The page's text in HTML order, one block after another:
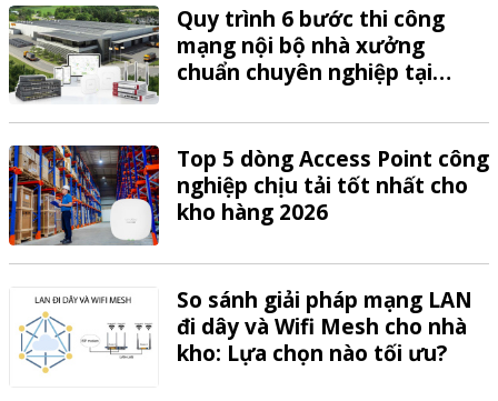
Quy trình 6 bước thi công
mạng nội bộ nhà xưởng
chuẩn chuyên nghiệp tại
Top 5 dòng Access Point công
nghiệp chịu tải tốt nhất cho
kho hàng 2026
So sánh giải pháp mạng LAN
đi dây và Wifi Mesh cho nhà
kho: Lựa chọn nào tối ưu?